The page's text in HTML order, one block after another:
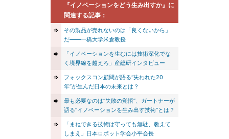
『イノベーションをどう生み出すか』に
関連する記事：
⇒
その製品が売れないのは「良くないから」
だ――一橋大学米倉教授
⇒
「イノベーションを生むには技術深化でな
く境界線を越えろ」産総研インタビュー
⇒
フォックスコン顧問が語る“失われた20
年”が生んだ日本の未来とは？
⇒
最も必要なのは“失敗の覚悟”、ガートナーが
語る“イノベーションを生み出す技術”とは？
⇒
「まねできる技術は守っても無駄、教えて
しまえ」日本ロボット学会小平会長